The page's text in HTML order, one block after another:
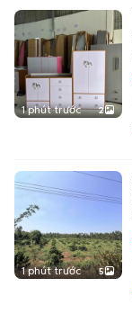
1 phút trước 2
1 phút trước 5